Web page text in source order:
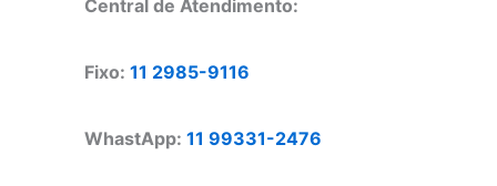
Central de Atendimento:
Fixo: 11 2985-9116
WhastApp: 11 99331-2476